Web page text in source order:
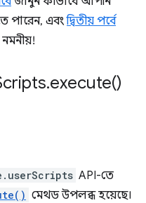
পারেন, এবংদ্বিতীয় পর্বে
.execute()
API-তে
মেথড উপলব্ধ হয়েছে।